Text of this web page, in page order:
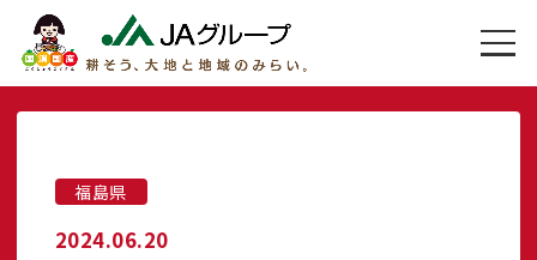
福島県
2024.06.20